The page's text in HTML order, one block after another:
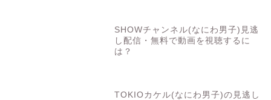
SHOWチャンネル(なにわ男子)見逃
し配信・無料で動画を視聴するに
は？
TOKIOカケル(なにわ男子)の見逃し